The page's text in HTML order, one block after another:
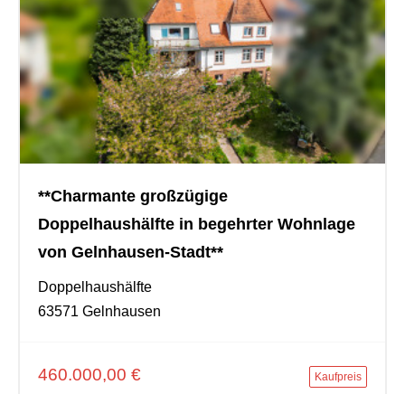
**Charmante großzügige
Doppelhaushälfte in begehrter Wohnlage
von Gelnhausen-Stadt**
Doppelhaushälfte
63571 Gelnhausen
460.000,00 € Kaufpreis